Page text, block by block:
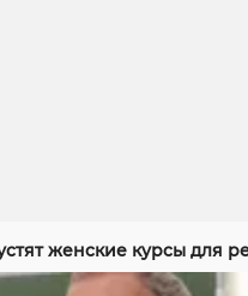
женские курсы для